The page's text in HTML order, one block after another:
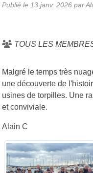
Publié le 13 janv. 2026 par
TOUS LES
Malgré le temps très
une découverte de
usines de torpilles. Une
et conviviale.
Alain C